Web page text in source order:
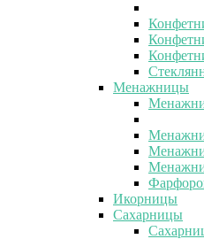
Менажницы
Икорницы
Сахарницы